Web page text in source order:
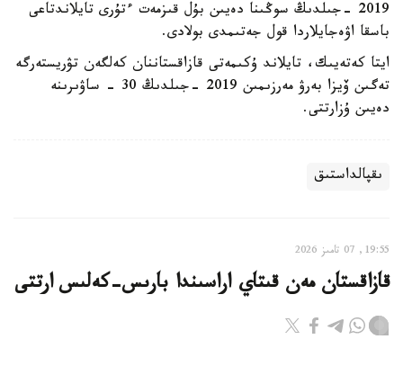
2019 -جىلدىڭ سوڭىنا دەيىن بۇل قىزمەت ءتۇرى تايلاندتاعى
باسقا اۋەجايلاردا قول جەتىمدى بولادى.
ايتا كەتەيىك، تايلاند ۇكىمەتى قازاقستاننان كەلگەن تۋريستەرگە
تەگىن ۆيزا بەرۋ مەرزىمىن 2019 -جىلدىڭ 30 - ساۋىرىنە
دەيىن ۇزارتتى.
ىقپالداستىق
19:55, 07 تامىز 2026
قازاقستان مەن قىتاي اراسىندا بارىس-كەلىس ارتتى